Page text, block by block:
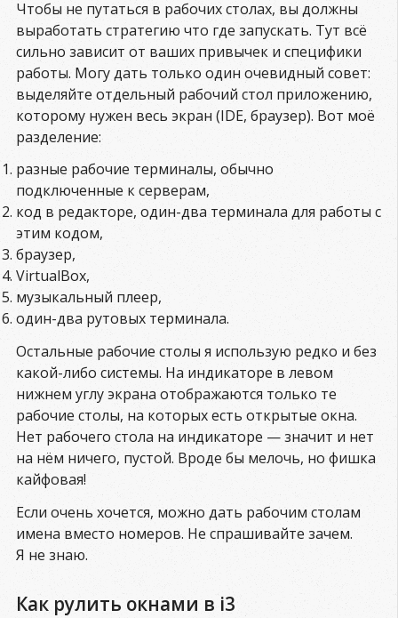
Чтобы не путаться в рабочих столах, вы должны
выработать стратегию что где запускать. Тут всё
сильно зависит от ваших привычек и специфики
работы. Могу дать только один очевидный совет:
выделяйте отдельный рабочий стол приложению,
которому нужен весь экран (IDE, браузер). Вот моё
разделение:
разные рабочие терминалы, обычно
подключенные к серверам,
код в редакторе, один-два терминала для работы с
этим кодом,
браузер,
VirtualBox,
музыкальный плеер,
один-два рутовых терминала.
Остальные рабочие столы я использую редко и без
какой-либо системы. На индикаторе в левом
нижнем углу экрана отображаются только те
рабочие столы, на которых есть открытые окна.
Нет рабочего стола на индикаторе — значит и нет
на нём ничего, пустой. Вроде бы мелочь, но фишка
кайфовая!
Если очень хочется, можно дать рабочим столам
имена вместо номеров. Не спрашивайте зачем.
Я не знаю.
Как рулить окнами в i3